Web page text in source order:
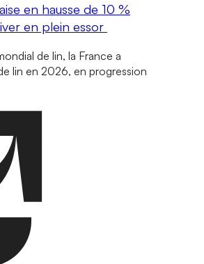
en hausse de 10 %
en plein essor
de lin, la France a
lin en 2026, en progression